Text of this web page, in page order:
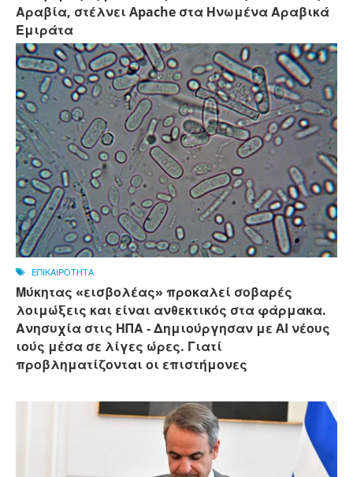
Αραβία, στέλνει Apache στα Ηνωμένα Αραβικά
Εμιράτα
ΕΠΙΚΑΙΡΟΤΗΤΑ
Μύκητας «εισβολέας» προκαλεί σοβαρές
λοιμώξεις και είναι ανθεκτικός στα φάρμακα.
Ανησυχία στις ΗΠΑ - Δημιούργησαν με AI νέους
ιούς μέσα σε λίγες ώρες. Γιατί
προβληματίζονται οι επιστήμονες